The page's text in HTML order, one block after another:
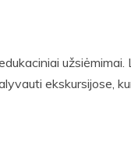
ekskursijose,